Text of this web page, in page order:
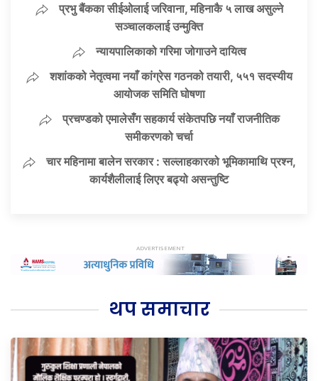
प्रभु बैंकका सीईओलाई जरिवाना, महिनाकै ५ लाख असुल्ने
सञ्चालकलाई उन्मुक्ति
न्यायपालिकाको गरिमा जोगाउने दायित्व
शशांकको नेतृत्वमा नयाँ कांग्रेस गठनको तयारी, ५५१ सदस्यीय
आयोजक समिति घोषणा
प्रचण्डको एमालेसँग सहकार्य संकेतपछि नयाँ राजनीतिक
समीकरणको चर्चा
चार महिनामा बालेन सरकार : सल्लाहकारको भूमिकामाथि प्रश्न,
कार्यशैलीलाई लिएर बढ्यो असन्तुष्टि
थप समाचार